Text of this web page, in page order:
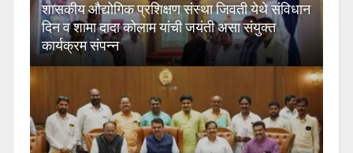
शासकीय औद्योगिक प्रशिक्षण संस्था जिवती येथे संविधान
दिन व शामा दादा कोलाम यांची जयंती असा संयुक्त
कार्यक्रम संपन्न